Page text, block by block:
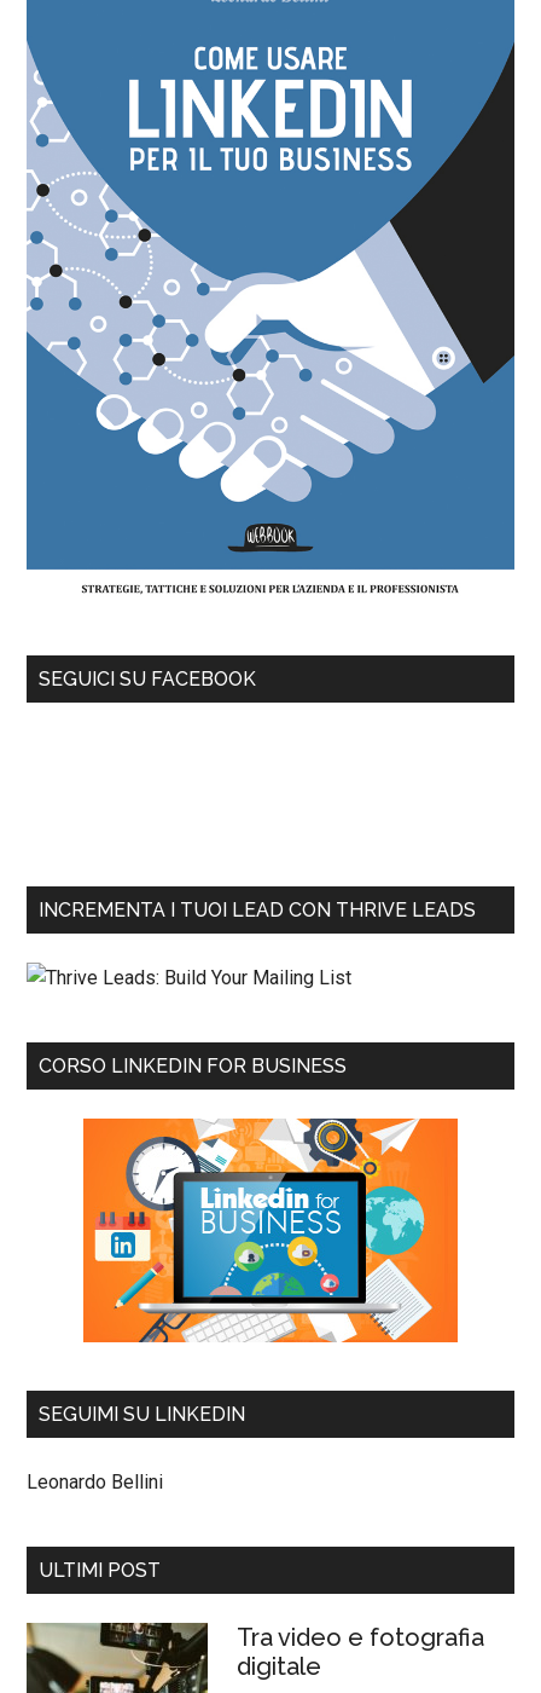
SEGUICI SU FACEBOOK
INCREMENTA I TUOI LEAD CON THRIVE LEADS
CORSO LINKEDIN FOR BUSINESS
SEGUIMI SU LINKEDIN
Leonardo Bellini
ULTIMI POST
Tra video e fotografia
digitale